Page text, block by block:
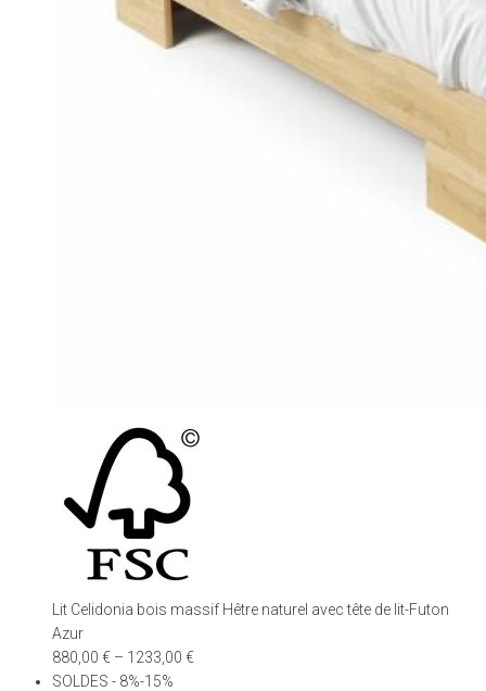
Lit Celidonia bois massif Hêtre naturel avec tête de lit-Futon
Azur
880,00 € – 1233,00 €
SOLDES - 8%-15%